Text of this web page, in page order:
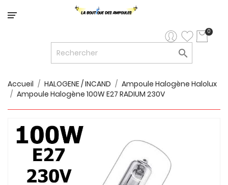
Catégorie
12V/24V
LUMINAIRES
INTERIEURS
LUMINAIRES
EXTERIEURS
RUBANS
0

Accueil HALOGENE / INCAND
Ampoule Halogène Halolux
Ampoule Halogène 100W E27 RADIUM 230V